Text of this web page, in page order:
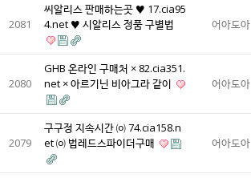
2081
씨알리스 판매하는곳 ♥ 17.cia95
4.net ♥ 시알리스 정품 구별법
어아도아
2080
GHB 온라인 구매처 × 82.cia351.
net × 아르기닌 비아그라 같이
어아도아
2079
구구정 지속시간 ㈇ 74.cia158.n
et ㈇ 법레드스파이더구매
어아도아